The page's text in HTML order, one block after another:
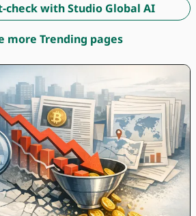
check with Studio Global AI
more Trending pages